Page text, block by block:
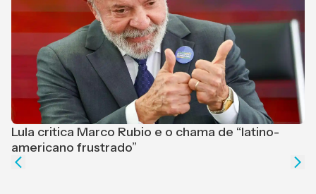
Lula critica Marco Rubio e o chama de “latino-
americano frustrado”